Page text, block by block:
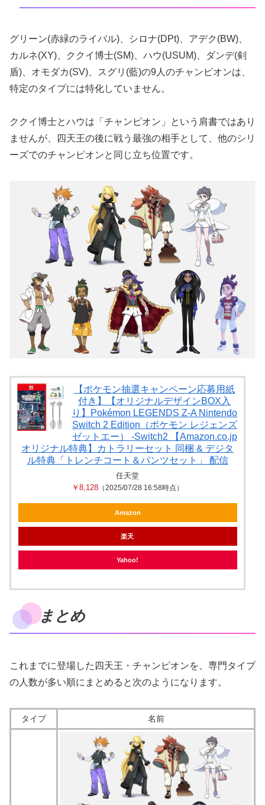
グリーン(赤緑のライバル)、シロナ(DPt)、アデク(BW)、
カルネ(XY)、ククイ博士(SM)、ハウ(USUM)、ダンデ(剣
盾)、オモダカ(SV)、スグリ(藍)の9人のチャンピオンは、
特定のタイプには特化していません。
ククイ博士とハウは「チャンピオン」という肩書ではあり
ませんが、四天王の後に戦う最強の相手として、他のシリ
ーズでのチャンピオンと同じ立ち位置です。
【ポケモン抽選キャンペーン応募用紙
付き】【オリジナルデザインBOX入
り】Pokémon LEGENDS Z-A Nintendo
Switch 2 Edition（ポケモン レジェンズ
ゼットエー） -Switch2 【Amazon.co.jp
オリジナル特典】カトラリーセット 同梱 & デジタ
ル特典「トレンチコート＆パンツセット」 配信
任天堂
￥8,128 （2025/07/28 16:58時点）
Amazon
楽天
Yahoo!
まとめ
これまでに登場した四天王・チャンピオンを、専門タイプ
の人数が多い順にまとめると次のようになります。
タイプ 名前